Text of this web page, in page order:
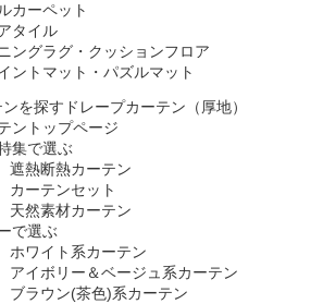
カーペット
タイル
ングラグ・クッションフロア
ントマット・パズルマット
ドレープカーテン（厚地）
ントップページ
集で選ぶ
遮熱断熱カーテン
カーテンセット
天然素材カーテン
で選ぶ
ホワイト系カーテン
アイボリー＆ベージュ系カーテン
ブラウン(茶色)系カーテン